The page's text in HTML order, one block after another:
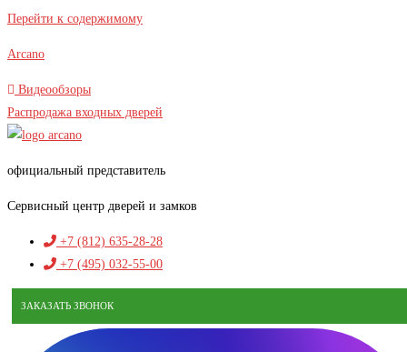
Перейти к содержимому
Arcano
Видеообзоры
Распродажа входных дверей
официальный представитель
Сервисный центр дверей и замков
+7 (812) 635-28-28
+7 (495) 032-55-00
ЗАКАЗАТЬ ЗВОНОК